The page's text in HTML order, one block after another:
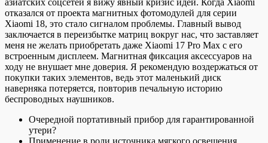
отказался от проекта магнитных фотомодулей для серии
Xiaomi 18, это стало сигналом проблемы. Главный вывод
заключается в переизбытке матриц вокруг нас, что заставляет
меня не желать приобретать даже Xiaomi 17 Pro Max с его
встроенным дисплеем. Магнитная фиксация аксессуаров на
ходу не внушает мне доверия. Я рекомендую воздержаться от
покупки таких элементов, ведь этот маленький диск
наверняка потеряется, повторив печальную историю
беспроводных наушников.
Очередной портативный прибор для гарантированной
утери?
Применение в роли источника мягкого освещения